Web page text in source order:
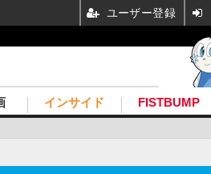
インサイド FISTBUMP
ユーザー登録